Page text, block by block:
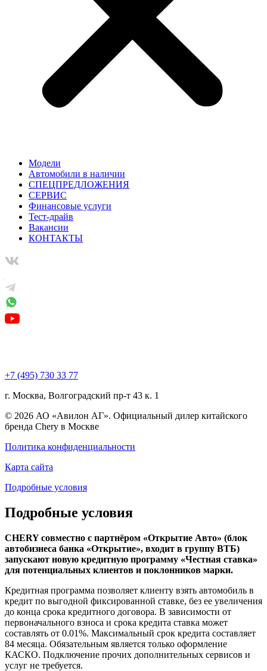
Модели
Автомобили в наличии
СПЕЦПРЕДЛОЖЕНИЯ
СЕРВИС
Финансовые услуги
Тест-драйв
Вакансии
КОНТАКТЫ
+7 (495) 730 33 77
г. Москва, Волгоградский пр-т 43 к. 1
© 2026 АО «Авилон АГ». Официальный дилер китайского
бренда Chery в Москве
Политика конфиденциальности
Карта сайта
Подробные условия
Подробные условия
CHERY совместно c партнёром «Открытие Авто» (блок
автобизнеса банка «Открытие», входит в группу ВТБ)
запускают новую кредитную программу «Честная ставка»
для потенциальных клиентов и поклонников марки.
Кредитная программа позволяет клиенту взять автомобиль в
кредит по выгодной фиксированной ставке, без ее увеличения
до конца срока кредитного договора. В зависимости от
первоначального взноса и срока кредита ставка может
составлять от 0.01%. Максимальный срок кредита составляет
84 месяца. Обязательным является только оформление
КАСКО. Подключение прочих дополнительных сервисов и
услуг не требуется.